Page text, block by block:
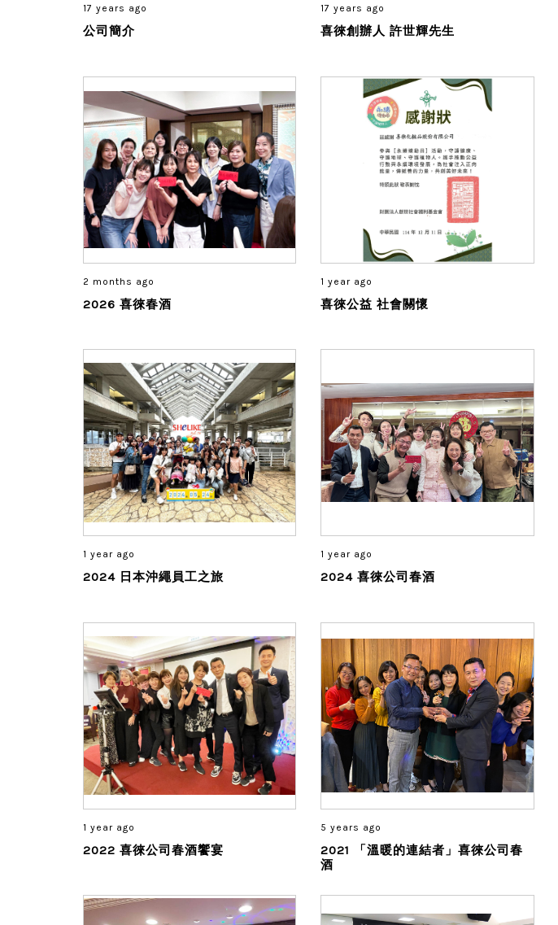
17 years ago
公司簡介
17 years ago
喜徠創辦人 許世輝先生
2 months ago
2026 喜徠春酒
1 year ago
喜徠公益 社會關懷
1 year ago
2024 日本沖繩員工之旅
1 year ago
2024 喜徠公司春酒
1 year ago
2022 喜徠公司春酒饗宴
5 years ago
2021 「溫暖的連結者」喜徠公司春
酒